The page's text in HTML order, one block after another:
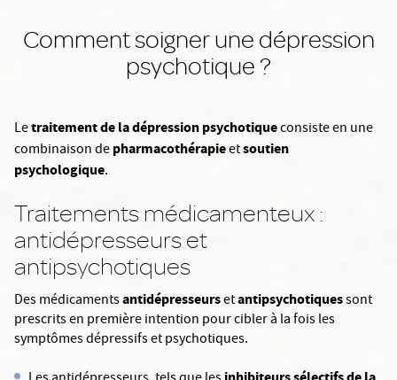
Comment soigner une dépression
psychotique ?
Letraitement de la dépression psychotiqueconsiste en une
combinaison depharmacothérapieetsoutien
psychologique.
Traitements médicamenteux :
antidépresseurs et
antipsychotiques
Des médicamentsantidépresseursetantipsychotiquessont
prescrits en première intention pour cibler à la fois les
symptômes dépressifs et psychotiques.